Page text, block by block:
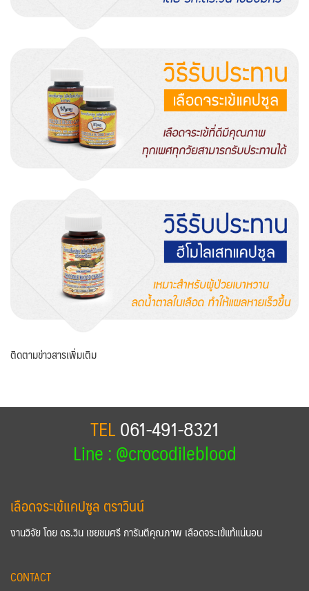
ติดตามข่าวสารเพิ่มเติม
TEL061-491-8321
Line : @crocodileblood
เลือดจระเข้แคปซูล ตราวินน์
งานวิจัย โดย ดร.วิน เชยชมศรี การันตีคุณภาพ เลือดจระเข้แท้แน่นอน
CONTACT